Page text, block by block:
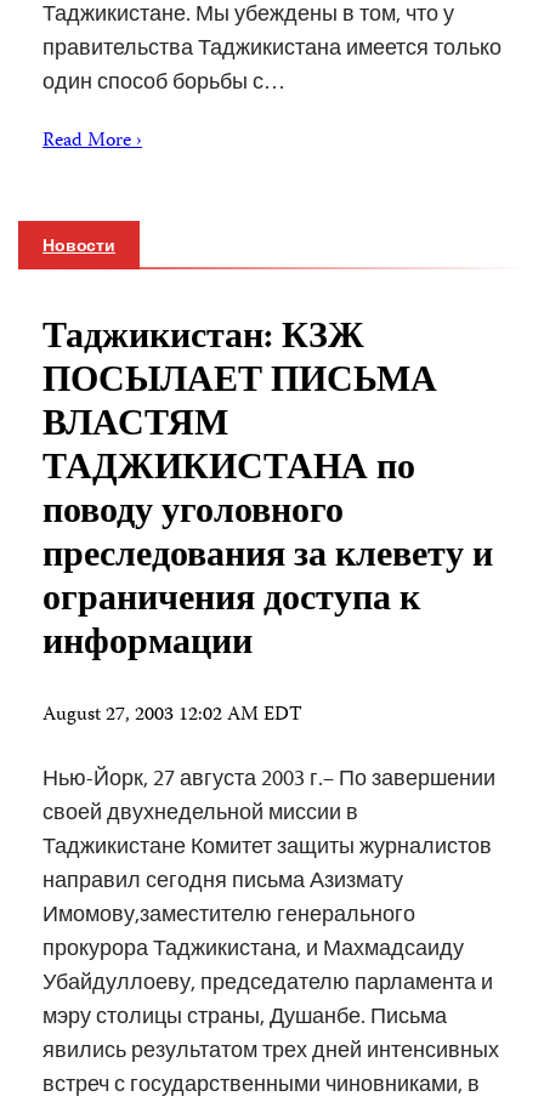
Таджикистане. Мы убеждены в том, что у
правительства Таджикистана имеется только
один способ борьбы с…
Read More ›
Новости
Таджикистан: КЗЖ
ПОСЫЛАЕТ ПИСЬМА
ВЛАСТЯМ
ТАДЖИКИСТАНА по
поводу уголовного
преследования за клевету и
ограничения доступа к
информации
August 27, 2003 12:02 AM EDT
Нью-Йорк, 27 августа 2003 г.– По завершении
своей двухнедельной миссии в
Таджикистане Комитет защиты журналистов
направил сегодня письма Азизмату
Имомову,заместителю генерального
прокурора Таджикистана, и Махмадсаиду
Убайдуллоеву, председателю парламента и
мэру столицы страны, Душанбе. Письма
явились результатом трех дней интенсивных
встреч с государственными чиновниками, в